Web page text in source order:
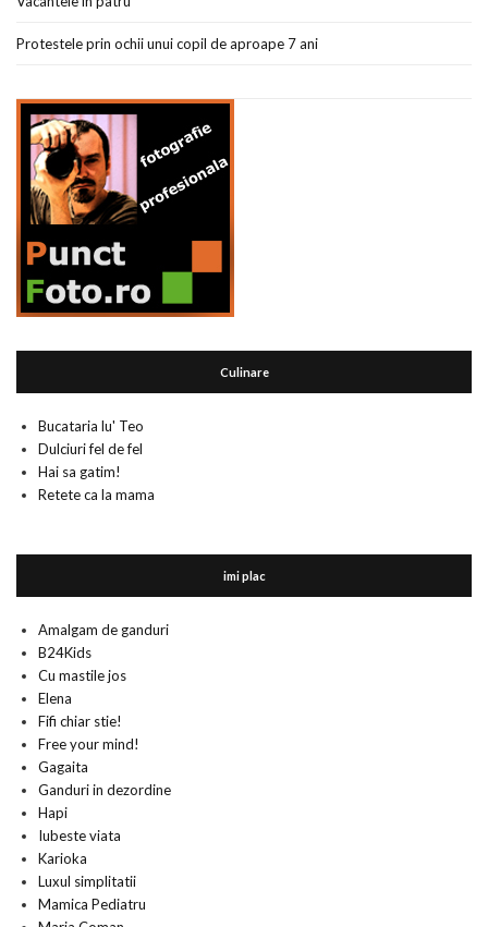
Protestele prin ochii unui copil de aproape 7 ani
Culinare
Bucataria lu' Teo
Dulciuri fel de fel
Hai sa gatim!
Retete ca la mama
imi plac
Amalgam de ganduri
B24Kids
Cu mastile jos
Elena
Fifi chiar stie!
Free your mind!
Gagaita
Ganduri in dezordine
Hapi
Iubeste viata
Karioka
Luxul simplitatii
Mamica Pediatru